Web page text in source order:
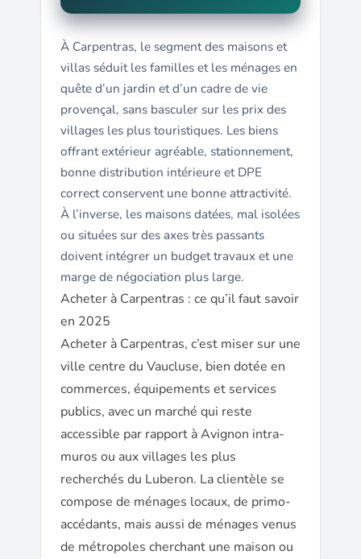
À Carpentras, le segment des maisons et
villas séduit les familles et les ménages en
quête d’un jardin et d’un cadre de vie
provençal, sans basculer sur les prix des
villages les plus touristiques. Les biens
offrant extérieur agréable, stationnement,
bonne distribution intérieure et DPE
correct conservent une bonne attractivité.
À l’inverse, les maisons datées, mal isolées
ou situées sur des axes très passants
doivent intégrer un budget travaux et une
marge de négociation plus large.
Acheter à Carpentras : ce qu’il faut savoir
en 2025
Acheter à Carpentras, c’est miser sur une
ville centre du Vaucluse, bien dotée en
commerces, équipements et services
publics, avec un marché qui reste
accessible par rapport à Avignon intra-
muros ou aux villages les plus
recherchés du Luberon. La clientèle se
compose de ménages locaux, de primo-
accédants, mais aussi de ménages venus
de métropoles cherchant une maison ou